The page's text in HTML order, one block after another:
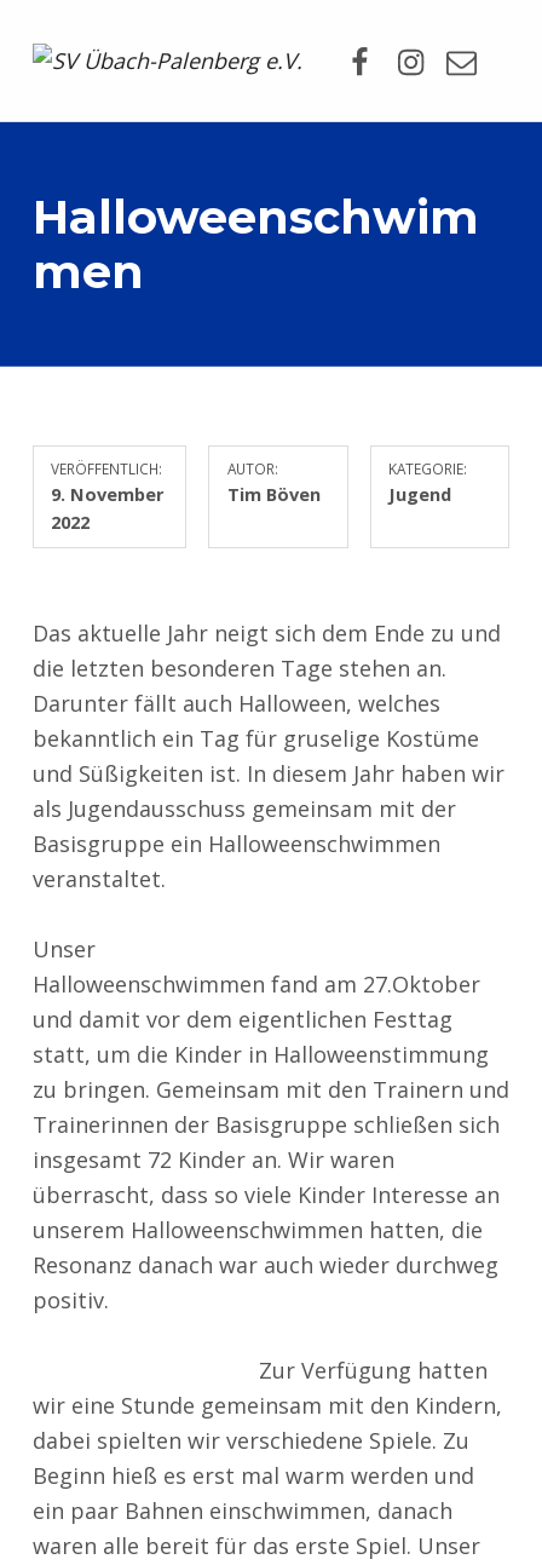
Halloweenschwim
men
VERÖFFENTLICH:
9. November
2022
AUTOR:
Tim Böven
KATEGORIE:
Jugend
Das aktuelle Jahr neigt sich dem Ende zu und
die letzten besonderen Tage stehen an.
Darunter fällt auch Halloween, welches
bekanntlich ein Tag für gruselige Kostüme
und Süßigkeiten ist. In diesem Jahr haben wir
als Jugendausschuss gemeinsam mit der
Basisgruppe ein Halloweenschwimmen
veranstaltet.
Unser
Halloweenschwimmen fand am 27.Oktober
und damit vor dem eigentlichen Festtag
statt, um die Kinder in Halloweenstimmung
zu bringen. Gemeinsam mit den Trainern und
Trainerinnen der Basisgruppe schließen sich
insgesamt 72 Kinder an. Wir waren
überrascht, dass so viele Kinder Interesse an
unserem Halloweenschwimmen hatten, die
Resonanz danach war auch wieder durchweg
positiv.
Zur Verfügung hatten
wir eine Stunde gemeinsam mit den Kindern,
dabei spielten wir verschiedene Spiele. Zu
Beginn hieß es erst mal warm werden und
ein paar Bahnen einschwimmen, danach
waren alle bereit für das erste Spiel. Unser